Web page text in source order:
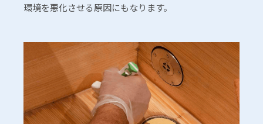
環境を悪化させる原因にもなります。